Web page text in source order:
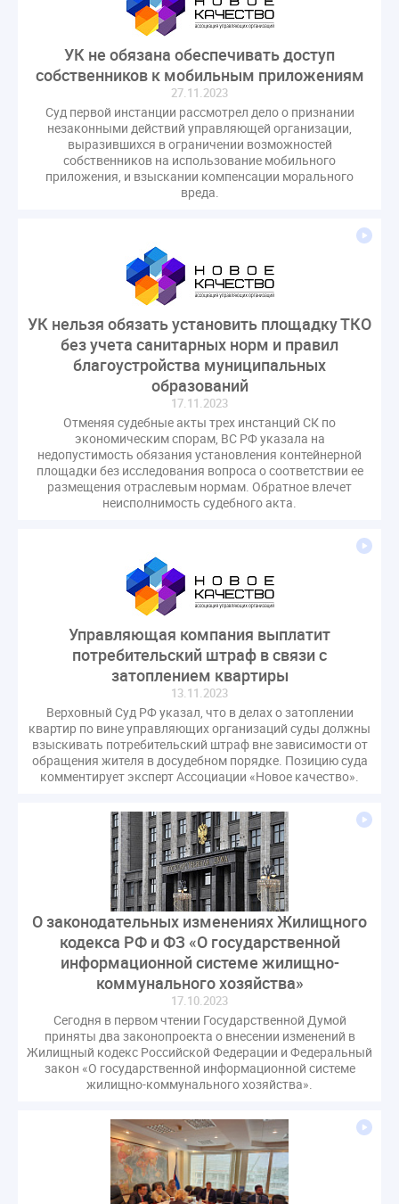
УК не обязана обеспечивать доступ
собственников к мобильным приложениям
27.11.2023
Суд первой инстанции рассмотрел дело о признании
незаконными действий управляющей организации,
выразившихся в ограничении возможностей
собственников на использование мобильного
приложения, и взыскании компенсации морального
вреда.
УК нельзя обязать установить площадку ТКО
без учета санитарных норм и правил
благоустройства муниципальных
образований
17.11.2023
Отменяя судебные акты трех инстанций СК по
экономическим спорам, ВС РФ указала на
недопустимость обязания установления контейнерной
площадки без исследования вопроса о соответствии ее
размещения отраслевым нормам. Обратное влечет
неисполнимость судебного акта.
Управляющая компания выплатит
потребительский штраф в связи с
затоплением квартиры
13.11.2023
Верховный Суд РФ указал, что в делах о затоплении
квартир по вине управляющих организаций суды должны
взыскивать потребительский штраф вне зависимости от
обращения жителя в досудебном порядке. Позицию суда
комментирует эксперт Ассоциации «Новое качество».
О законодательных изменениях Жилищного
кодекса РФ и ФЗ «О государственной
информационной системе жилищно-
коммунального хозяйства»
17.10.2023
Сегодня в первом чтении Государственной Думой
приняты два законопроекта о внесении изменений в
Жилищный кодекс Российской Федерации и Федеральный
закон «О государственной информационной системе
жилищно-коммунального хозяйства».